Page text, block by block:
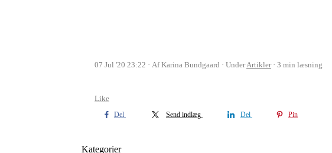
07 Jul '20 23:22 Af Karina Bundgaard UnderArtikler 3 min læsning
Like
Del Send indlæg Del Pin
Kategorier